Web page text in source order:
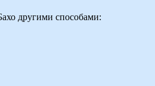
другими способами: